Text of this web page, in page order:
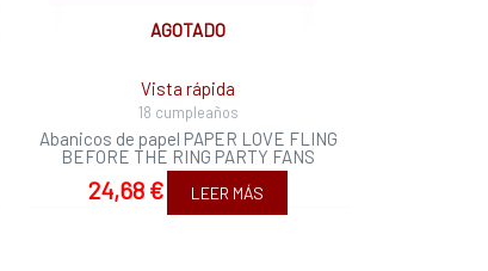
AGOTADO
Vista rápida
18 cumpleaños
Abanicos de papel PAPER LOVE FLING
BEFORE THE RING PARTY FANS
24,68 € LEER MÁS